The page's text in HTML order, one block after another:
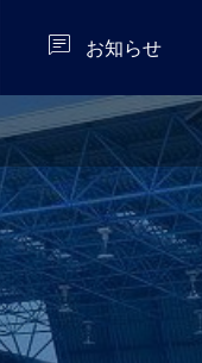
 お知らせ
新年のご